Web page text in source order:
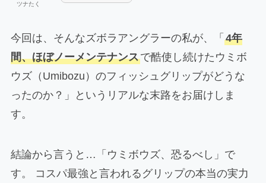
ツナたく
今回は、そんなズボラアングラーの私が、「 4年
間、ほぼノーメンテナンスで酷使し続けたウミボ
ウズ（Umibozu）のフィッシュグリップがどうな
ったのか？」というリアルな末路をお届けしま
す。
結論から言うと…「ウミボウズ、恐るべし」で
す。 コスパ最強と言われるグリップの本当の実力